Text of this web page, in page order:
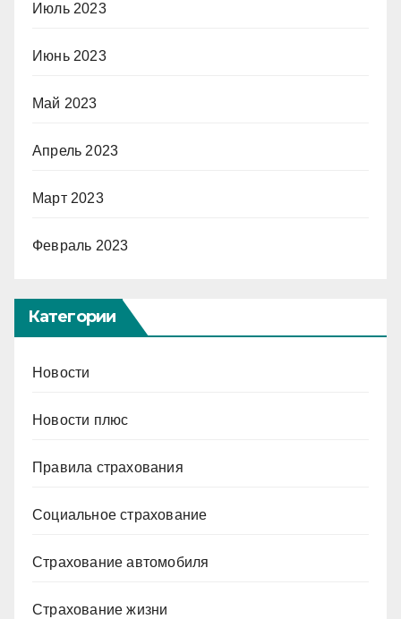
Июль 2023
Июнь 2023
Май 2023
Апрель 2023
Март 2023
Февраль 2023
Категории
Новости
Новости плюс
Правила страхования
Социальное страхование
Страхование автомобиля
Страхование жизни